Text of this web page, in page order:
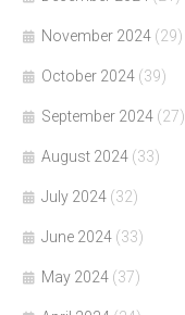
November 2024 (29)
October 2024 (39)
September 2024 (27)
August 2024 (33)
July 2024 (32)
June 2024 (33)
May 2024 (37)